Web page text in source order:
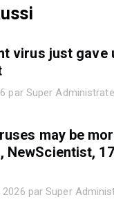
virus just gave
par Super
may be
NewScientist,
2026 par Super